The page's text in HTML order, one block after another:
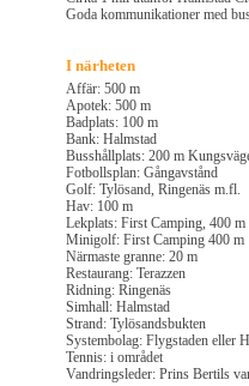
Goda kommunikationer med
I närheten
Affär: 500 m
Apotek: 500 m
Badplats: 100 m
Bank: Halmstad
Busshållplats: 200 m
Fotbollsplan: Gångavstånd
Golf: Tylösand, Ringenäs m.fl.
Hav: 100 m
Lekplats: First Camping, 400 m
Minigolf: First Camping 400 m
Närmaste granne: 20 m
Restaurang: Terazzen
Ridning: Ringenäs
Simhall: Halmstad
Strand: Tylösandsbukten
Systembolag: Flygstaden eller
Tennis: i området
Vandringsleder: Prins Bertils